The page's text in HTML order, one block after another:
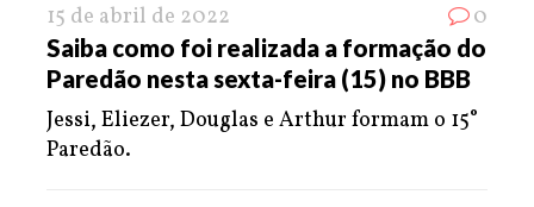
15 de abril de 2022 0
Saiba como foi realizada a formação do
Paredão nesta sexta-feira (15) no BBB
Jessi, Eliezer, Douglas e Arthur formam o 15°
Paredão.